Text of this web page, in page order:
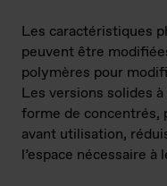
Les caractéristiques
peuvent être
polymères pour
Les versions solides
forme de concentrés,
avant utilisation,
l’espace nécessaire à